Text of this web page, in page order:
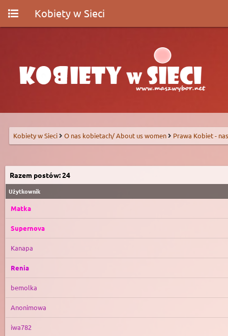
Kobiety w Sieci
Kobiety w Sieci O nas kobietach/ About us women Prawa Kobiet -
Razem postów: 24
Użytkownik
Matka
Supernova
Kanapa
Renia
bemolka
Anonimowa
iwa782